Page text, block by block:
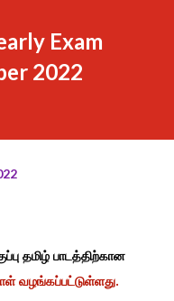
Exam
2022
தமிழ் பாடத்திற்கான
வழங்கப்பட்டுள்ளது.